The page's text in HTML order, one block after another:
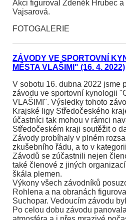
Akci figuroval Zdeněk Hrubec
Vajsarová.
FOTOGALERIE
ZÁVODY VE SPORTOVNÍ
MĚSTA VLAŠIMI" (16. 4. 2022)
V sobotu 16. dubna 2022 jsme
závodu ve sportovní kynologii
VLAŠIMI". Výsledky tohoto
Krajské ligy Středočeského
účastníci tak mohou v rámci
Středočeském kraji soutěžit o
Závody probíhaly v plném
zkušebního řádu, a to v
Závodů se zúčastnili nejen
také členové z jiných
škála plemen.
Výkony všech závodníků
Rohlena a na obranách
Suchopar. Vedoucím závodu
Po celou dobu závodu